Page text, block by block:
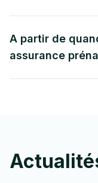
A partir de
assurance